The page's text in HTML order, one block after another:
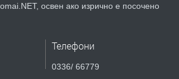
Продавам апартамент - гр.
освен ако изрично е посочено
Телефони
0336/ 66779